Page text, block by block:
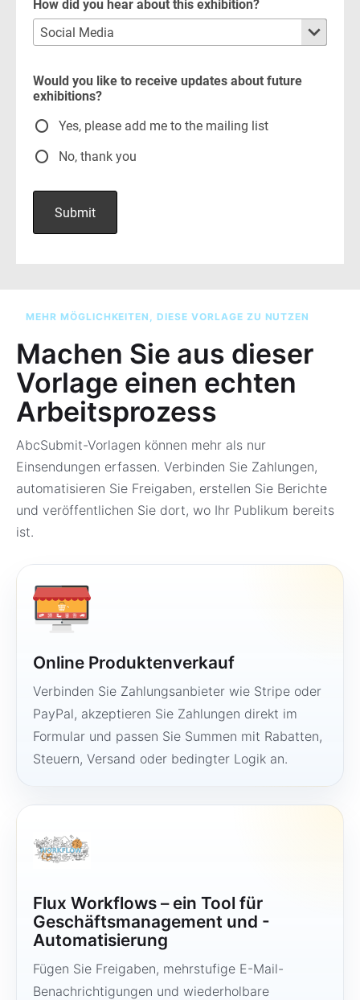
MEHR MÖGLICHKEITEN, DIESE VORLAGE ZU NUTZEN
Machen Sie aus dieser
Vorlage einen echten
Arbeitsprozess
AbcSubmit-Vorlagen können mehr als nur
Einsendungen erfassen. Verbinden Sie Zahlungen,
automatisieren Sie Freigaben, erstellen Sie Berichte
und veröffentlichen Sie dort, wo Ihr Publikum bereits
ist.
Online Produktenverkauf
Verbinden Sie Zahlungsanbieter wie Stripe oder
PayPal, akzeptieren Sie Zahlungen direkt im
Formular und passen Sie Summen mit Rabatten,
Steuern, Versand oder bedingter Logik an.
Flux Workflows – ein Tool für
Geschäftsmanagement und -
Automatisierung
Fügen Sie Freigaben, mehrstufige E-Mail-
Benachrichtigungen und wiederholbare